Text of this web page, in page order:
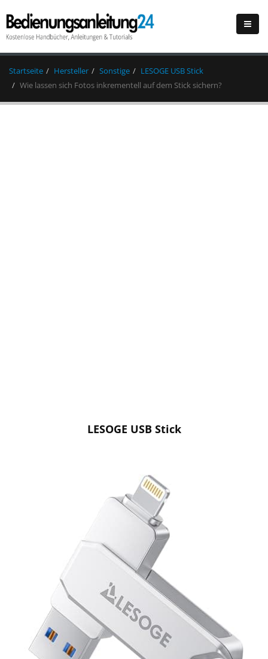
Startseite Hersteller Sonstige
LESOGE USB Stick
Wie lassen sich Fotos inkrementell auf dem Stick sichern?
LESOGE USB Stick